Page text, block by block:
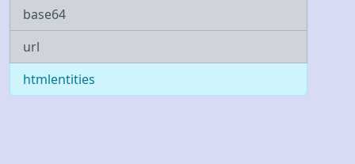
base64
url
htmlentities